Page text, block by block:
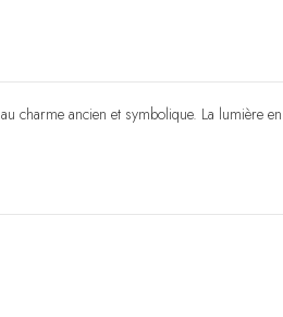
au charme ancien et symbolique. La lumière